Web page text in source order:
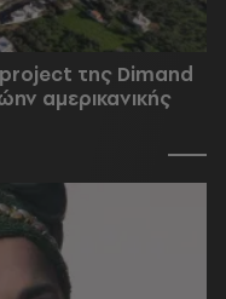
της Dimand
αμερικανικής